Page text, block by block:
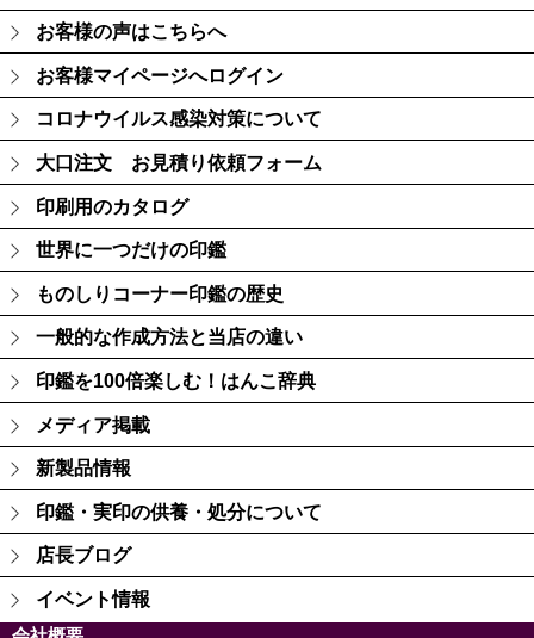
お客様の声はこちらへ
お客様マイページへログイン
コロナウイルス感染対策について
大口注文 お見積り依頼フォーム
印刷用のカタログ
世界に一つだけの印鑑
ものしりコーナー印鑑の歴史
一般的な作成方法と当店の違い
印鑑を100倍楽しむ！はんこ辞典
メディア掲載
新製品情報
印鑑・実印の供養・処分について
店長ブログ
イベント情報